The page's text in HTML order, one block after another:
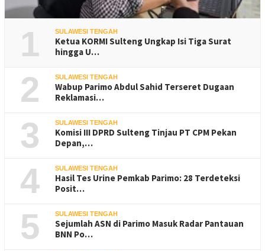
1 SULAWESI TENGAH
Ketua KORMI Sulteng Ungkap Isi Tiga Surat
hingga U…
2 SULAWESI TENGAH
Wabup Parimo Abdul Sahid Terseret Dugaan
Reklamasi…
3 SULAWESI TENGAH
Komisi III DPRD Sulteng Tinjau PT CPM Pekan
Depan,…
4 SULAWESI TENGAH
Hasil Tes Urine Pemkab Parimo: 28 Terdeteksi
Posit…
5 SULAWESI TENGAH
Sejumlah ASN di Parimo Masuk Radar Pantauan
BNN Po…